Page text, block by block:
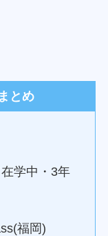
とめ
学中・3年
福岡)